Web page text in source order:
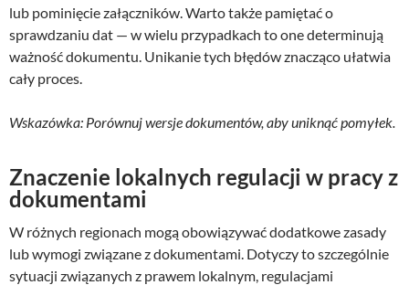
lub pominięcie załączników. Warto także pamiętać o
sprawdzaniu dat — w wielu przypadkach to one determinują
ważność dokumentu. Unikanie tych błędów znacząco ułatwia
cały proces.
Wskazówka: Porównuj wersje dokumentów, aby uniknąć pomyłek.
Znaczenie lokalnych regulacji w pracy z
dokumentami
W różnych regionach mogą obowiązywać dodatkowe zasady
lub wymogi związane z dokumentami. Dotyczy to szczególnie
sytuacji związanych z prawem lokalnym, regulacjami